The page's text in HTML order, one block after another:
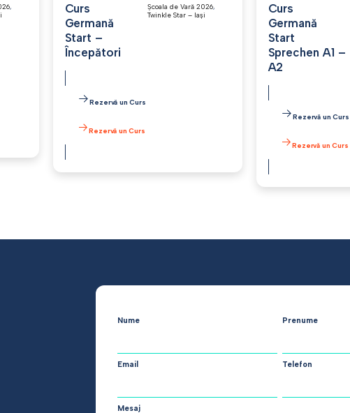
,
Curs
Germană
Start –
Începători
Școala de Vară 2026,
Twinkle Star – Iași
Rezervă un Curs
Rezervă un Curs
Curs
Germană
Start
Sprechen A1 –
A2
Rezervă un Curs
Rezervă un Curs
Nume Prenume
Email Telefon
Mesaj